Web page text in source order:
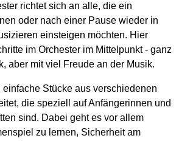
richtet sich an alle, die ein
oder nach einer Pause wieder in
einsteigen möchten. Hier
im Orchester im Mittelpunkt - ganz
aber mit viel Freude an der Musik.
Stücke aus verschiedenen
die speziell auf Anfängerinnen und
sind. Dabei geht es vor allem
zu lernen, Sicherheit am